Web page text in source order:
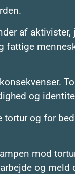
af aktivister,
og
tortur og for
mod
og